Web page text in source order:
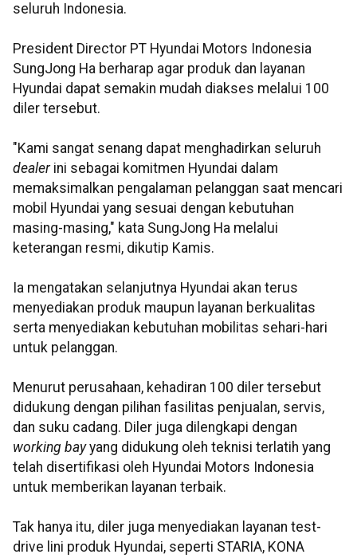
seluruh Indonesia.
President Director PT Hyundai Motors Indonesia
SungJong Ha berharap agar produk dan layanan
Hyundai dapat semakin mudah diakses melalui 100
diler tersebut.
"Kami sangat senang dapat menghadirkan seluruh
dealer ini sebagai komitmen Hyundai dalam
memaksimalkan pengalaman pelanggan saat mencari
mobil Hyundai yang sesuai dengan kebutuhan
masing-masing," kata SungJong Ha melalui
keterangan resmi, dikutip Kamis.
Ia mengatakan selanjutnya Hyundai akan terus
menyediakan produk maupun layanan berkualitas
serta menyediakan kebutuhan mobilitas sehari-hari
untuk pelanggan.
Menurut perusahaan, kehadiran 100 diler tersebut
didukung dengan pilihan fasilitas penjualan, servis,
dan suku cadang. Diler juga dilengkapi dengan
working bayyang didukung oleh teknisi terlatih yang
telah disertifikasi oleh Hyundai Motors Indonesia
untuk memberikan layanan terbaik.
Tak hanya itu, diler juga menyediakan layanan test-
drive lini produk Hyundai, seperti STARIA, KONA